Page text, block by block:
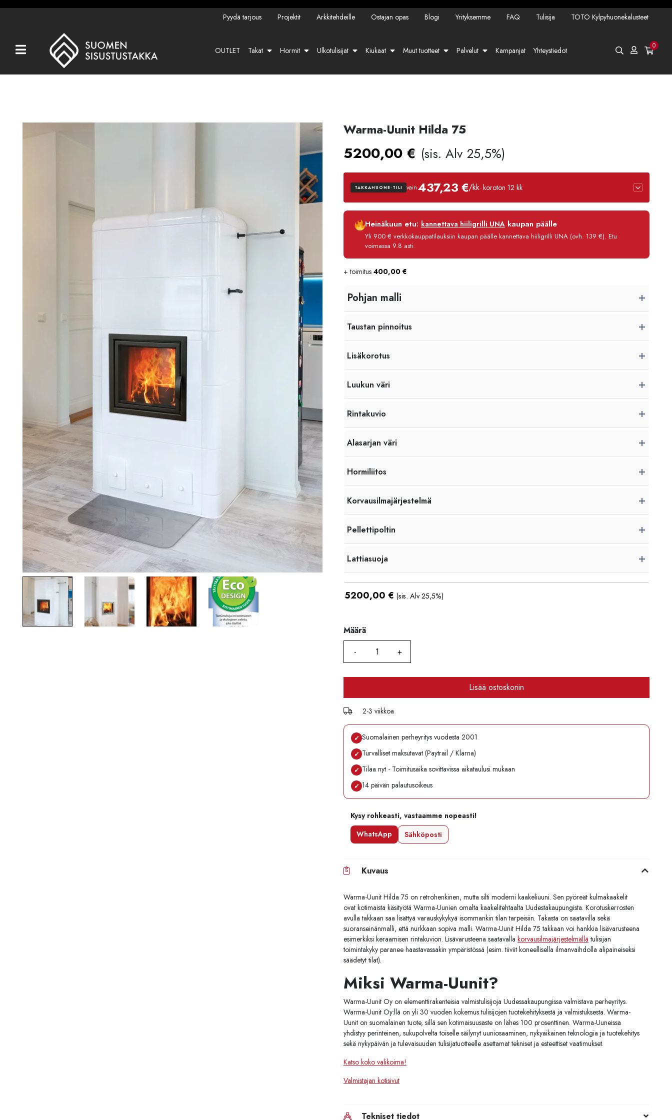
Kaikki tuotteet
Takat
Projektit
FAQ
Tulisija
TOTO
Kylpyhuonekalusteet
Pyydä tarjous Projektit Arkkitehdeille Ostajan opas Blogi Yrityksemme FAQ Tulisija TOTO Kylpyhuonekalusteet
OUTLET Takat Hormit Ulkotulisijat Kiukaat Muut tuotteet Palvelut Kampanjat Yhteystiedot 0
Warma-Uunit Hilda 75
5200,00 € (sis. Alv 25,5%)
TAKKAHUONE-TILI vain437,23 €/kk· koroton 12 kk
Luottoaika
Korko
Käsittelymaksu
Heinäkuun etu: kannettava hiiligrilli UNAkaupan päälle
Yli 900 € verkkokauppatilauksiin kaupan päälle kannettava hiiligrilli UNA (ovh. 139 €). Etu
voimassa 9.8 asti.
+ toimitus 400,00 €
Pohjan malli
Taustan pinnoitus
Lisäkorotus
Luukun väri
Rintakuvio
Alasarjan väri
Hormiliitos
Korvausilmajärjestelmä
Pellettipoltin
Lattiasuoja
5200,00 € (sis. Alv 25,5%)
Määrä
Määrä
Lisää ostoskoriin
2-3 viikkoa
✓ Suomalainen perheyritys vuodesta 2001
✓ Turvalliset maksutavat (Paytrail / Klarna)
✓ Tilaa nyt - Toimitusaika sovittavissa aikataulusi mukaan
✓ 14 päivän palautusoikeus
Kysy rohkeasti, vastaamme nopeasti!
WhatsApp
Sähköposti
Kuvaus
Warma-Uunit Hilda 75 on retrohenkinen, mutta silti moderni kaakeliuuni. Sen pyöreät kulmakaakelit
ovat kotimaista käsityötä Warma-Uunien omalta kaakelitehtaalta Uudestakaupungista. Korotuskerrosten
avulla takkaan saa lisättyä varauskykykyä isommankin tilan tarpeisiin. Takasta on saatavilla sekä
suoranseinänmalli, että nurkkaan sopiva malli. Warma-Uunit Hilda 75 takkaan voi hankkia lisävarusteena
esimerkiksi keraamisen rintakuvion. Lisävarusteena saatavalla korvausilmajärjestelmällä tulisijan
toimintakyky paranee haastavassakin ympäristössä (esim. tiiviit koneellisella ilmanvaihdolla alipaineiseksi
säädetyt tilat).
Miksi Warma-Uunit?
Warma-Uunit Oy on elementtirakenteisia valmistulisijoja Uudessakaupungissa valmistava perheyritys.
Warma-Uunit Oy:llä on yli 30 vuoden kokemus tulisijojen tuotekehityksestä ja valmistuksesta. Warma-
Uunit on suomalainen tuote, sillä sen kotimaisuusaste on lähes 100 prosenttinen. Warma-Uuneissa
yhdistyy perinteinen, sukupolvelta toiselle säilynyt uuniosaaminen, nykyaikainen teknologia ja tuotekehitys
sekä nykypäivän ja tulevaisuuden tulisijatuotteelle asettamat tekniset ja esteettiset vaatimukset.
Katso koko valikoima!
Valmistajan kotisivut
Tekniset tiedot